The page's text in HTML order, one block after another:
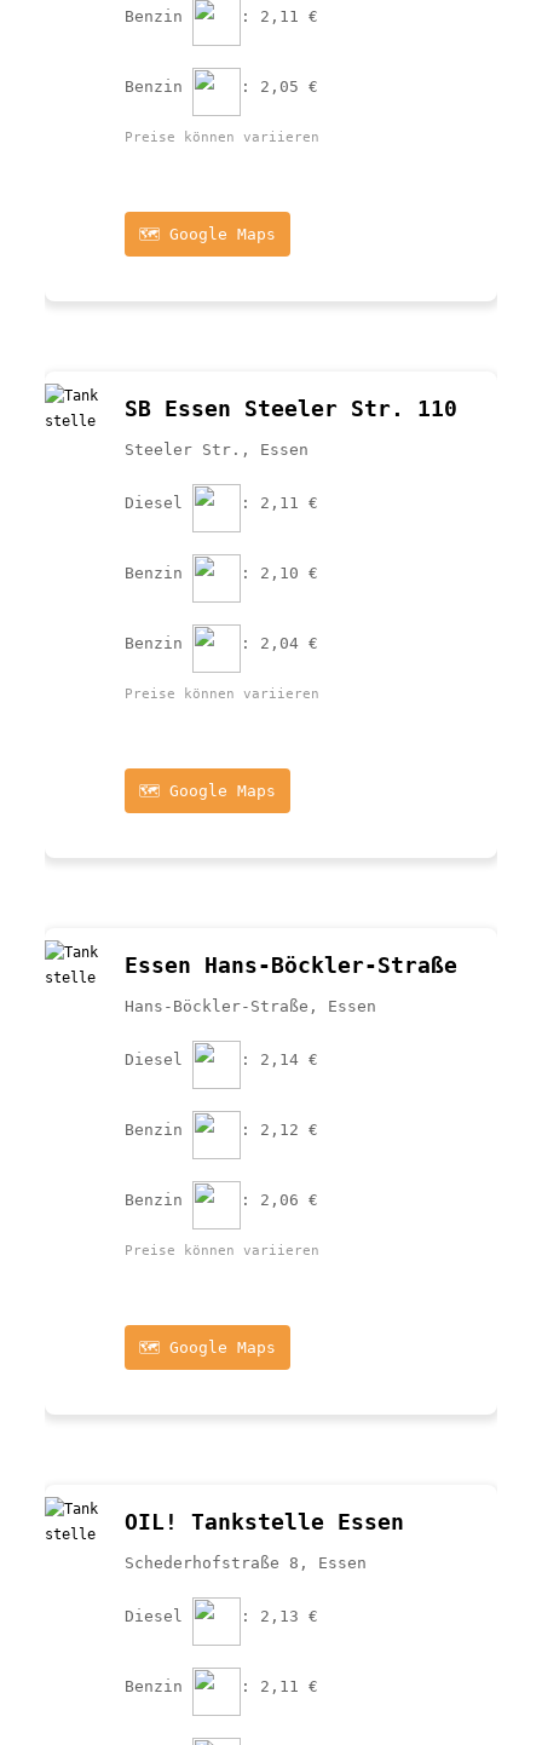
Benzin : 2,11 €
Benzin : 2,05 €
Preise können variieren
🗺️ Google Maps
SB Essen Steeler Str. 110
Steeler Str., Essen
Diesel : 2,11 €
Benzin : 2,10 €
Benzin : 2,04 €
Preise können variieren
🗺️ Google Maps
Essen Hans-Böckler-Straße
Hans-Böckler-Straße, Essen
Diesel : 2,14 €
Benzin : 2,12 €
Benzin : 2,06 €
Preise können variieren
🗺️ Google Maps
OIL! Tankstelle Essen
Schederhofstraße 8, Essen
Diesel : 2,13 €
Benzin : 2,11 €